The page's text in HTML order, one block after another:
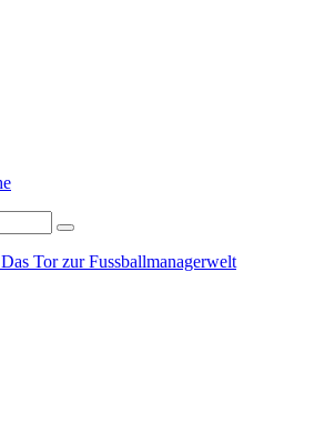
Tor zur Fussballmanagerwelt